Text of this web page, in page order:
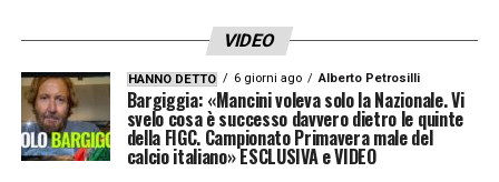
VIDEO
HANNO DETTO 6 giorni ago Alberto Petrosilli
Bargiggia: «Mancini voleva solo la Nazionale. Vi
svelo cosa è successo davvero dietro le quinte
della FIGC. Campionato Primavera male del
calcio italiano» ESCLUSIVA e VIDEO